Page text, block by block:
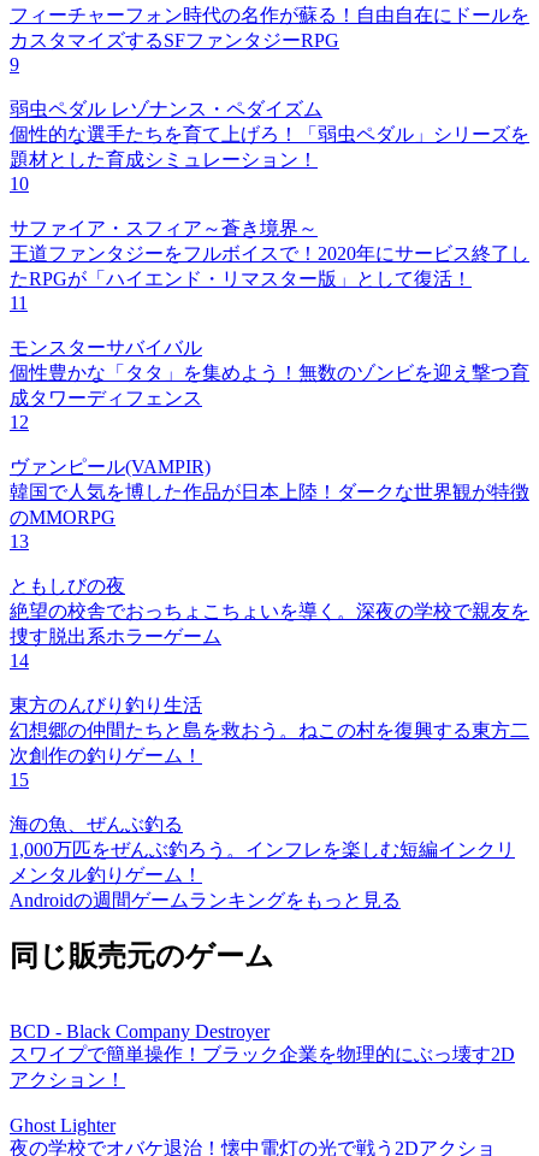
フィーチャーフォン時代の名作が蘇る！自由自在にドールを
カスタマイズするSFファンタジーRPG
9
弱虫ペダル レゾナンス・ペダイズム
個性的な選手たちを育て上げろ！「弱虫ペダル」シリーズを
題材とした育成シミュレーション！
10
サファイア・スフィア～蒼き境界～
王道ファンタジーをフルボイスで！2020年にサービス終了し
たRPGが「ハイエンド・リマスター版」として復活！
11
モンスターサバイバル
個性豊かな「タタ」を集めよう！無数のゾンビを迎え撃つ育
成タワーディフェンス
12
ヴァンピール(VAMPIR)
韓国で人気を博した作品が日本上陸！ダークな世界観が特徴
のMMORPG
13
ともしびの夜
絶望の校舎でおっちょこちょいを導く。深夜の学校で親友を
捜す脱出系ホラーゲーム
14
東方のんびり釣り生活
幻想郷の仲間たちと島を救おう。ねこの村を復興する東方二
次創作の釣りゲーム！
15
海の魚、ぜんぶ釣る
1,000万匹をぜんぶ釣ろう。インフレを楽しむ短編インクリ
メンタル釣りゲーム！
Androidの週間ゲームランキングをもっと見る
同じ販売元のゲーム
BCD - Black Company Destroyer
スワイプで簡単操作！ブラック企業を物理的にぶっ壊す2D
アクション！
Ghost Lighter
夜の学校でオバケ退治！懐中電灯の光で戦う2Dアクショ